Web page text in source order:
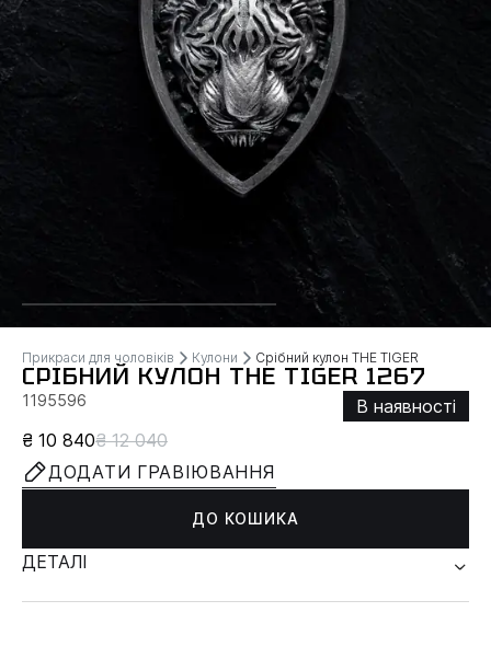
Прикраси для чоловіків Кулони Срібний кулон ТHЕ TIGER
СРІБНИЙ КУЛОН ТHЕ TIGER 1267
1195596
В наявності
₴ 10 840₴ 12 040
ДОДАТИ ГРАВІЮВАННЯ
ДО КОШИКА
ДЕТАЛІ